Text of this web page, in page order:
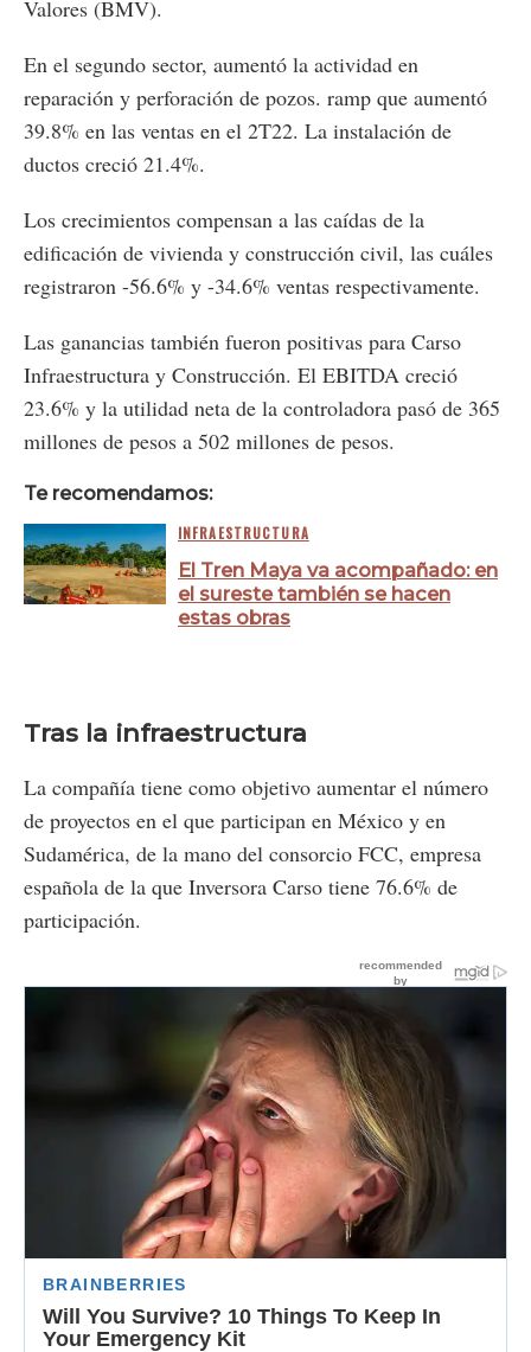
Valores (BMV).
En el segundo sector, aumentó la actividad en
reparación y perforación de pozos. ramp que aumentó
39.8% en las ventas en el 2T22. La instalación de
ductos creció 21.4%.
Los crecimientos compensan a las caídas de la
edificación de vivienda y construcción civil, las cuáles
registraron -56.6% y -34.6% ventas respectivamente.
Las ganancias también fueron positivas para Carso
Infraestructura y Construcción. El EBITDA creció
23.6% y la utilidad neta de la controladora pasó de 365
millones de pesos a 502 millones de pesos.
Te recomendamos:
INFRAESTRUCTURA
El Tren Maya va acompañado: en
el sureste también se hacen
estas obras
Tras la infraestructura
La compañía tiene como objetivo aumentar el número
de proyectos en el que participan en México y en
Sudamérica, de la mano del consorcio FCC, empresa
española de la que Inversora Carso tiene 76.6% de
participación.